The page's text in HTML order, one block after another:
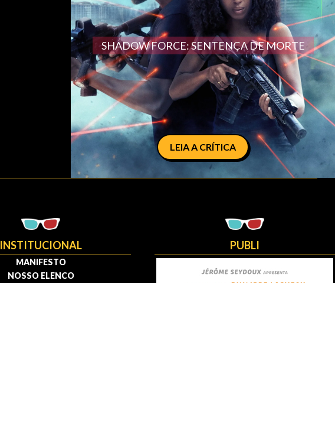
SHADOW FORCE: SENTENÇA DE MORTE
LEIA A CRÍTICA
INSTITUCIONAL
MANIFESTO
NOSSO ELENCO
PUBLI